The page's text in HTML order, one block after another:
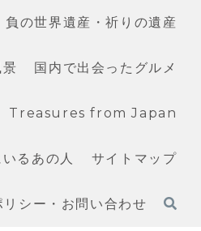
負の世界遺産・祈りの遺産
国内で出会ったグルメ
Treasures from Japan
るあの人 サイトマップ
シー・お問い合わせ